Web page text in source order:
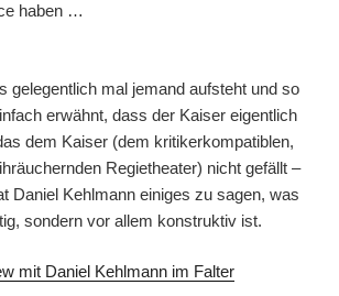
haben …
gelegentlich mal jemand aufsteht und so
erwähnt, dass der Kaiser eigentlich
dem Kaiser (dem kritikerkompatiblen,
Regietheater) nicht gefällt –
Daniel Kehlmann einiges zu sagen, was
sondern vor allem konstruktiv ist.
mit Daniel Kehlmann im Falter